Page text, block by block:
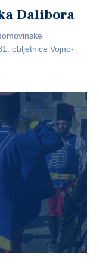
Dalibora
obljetnice Vojno-